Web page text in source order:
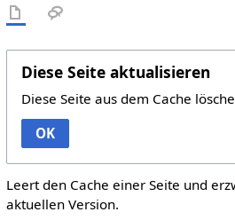
Diese Seite aktualisieren
Diese Seite aus dem Cache
OK
Leert den Cache einer Seite und
aktuellen Version.